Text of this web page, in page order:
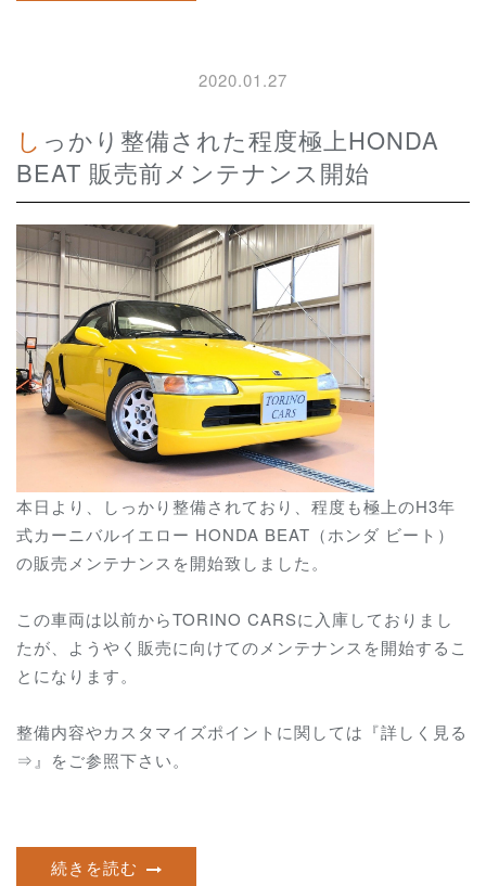
2020.01.27
しっかり整備された程度極上HONDA
BEAT 販売前メンテナンス開始
本日より、しっかり整備されており、程度も極上のH3年
式カーニバルイエロー HONDA BEAT（ホンダ ビート）
の販売メンテナンスを開始致しました。
この車両は以前からTORINO CARSに入庫しておりまし
たが、ようやく販売に向けてのメンテナンスを開始するこ
とになります。
整備内容やカスタマイズポイントに関しては『詳しく見る
⇒』をご参照下さい。
続きを読む